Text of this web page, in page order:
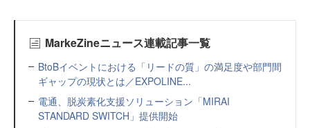
MarkeZineニュース連載記事一覧
BtoBイベントにおける「リードの質」の満足度や部門間
ギャップの現状とは／EXPOLINE...
電通、脱炭素化支援ソリューション「MIRAI
STANDARD SWITCH」提供開始